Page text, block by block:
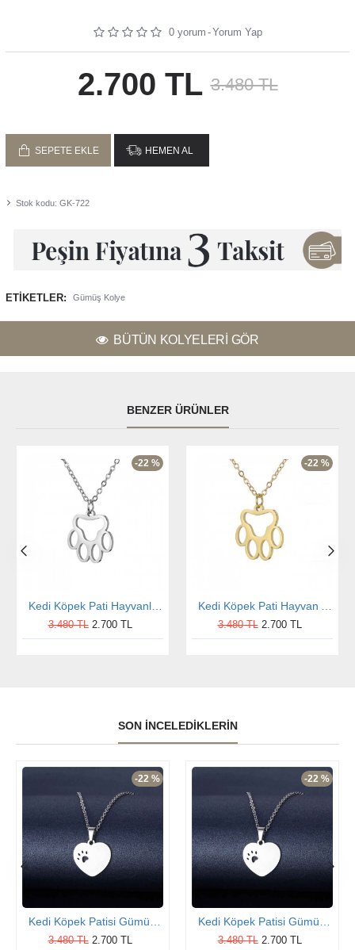
Stok kodu: GK-722
0 yorum -Yorum Yap
3.480 TL
2.700 TL
SEPETE EKLE HEMEN AL
ETIKETLER: Gümüş Kolye
BÜTÜN KOLYELERI GÖR
BENZER ÜRÜNLER
-22 %
3.480 TL 2.700 TL
-22 %
3.480 TL 2.700 TL
SON İNCELEDIKLERIN
-22 %
3.480 TL 2.700 TL
-22 %
3.480 TL 2.700 TL